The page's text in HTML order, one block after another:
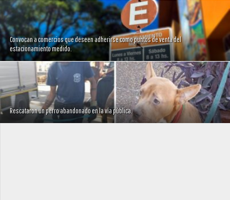
Convocan a comercios que deseen adherirse como puntos de venta del
estacionamiento medido.
Rescataron un perro abandonado en la vía pública.